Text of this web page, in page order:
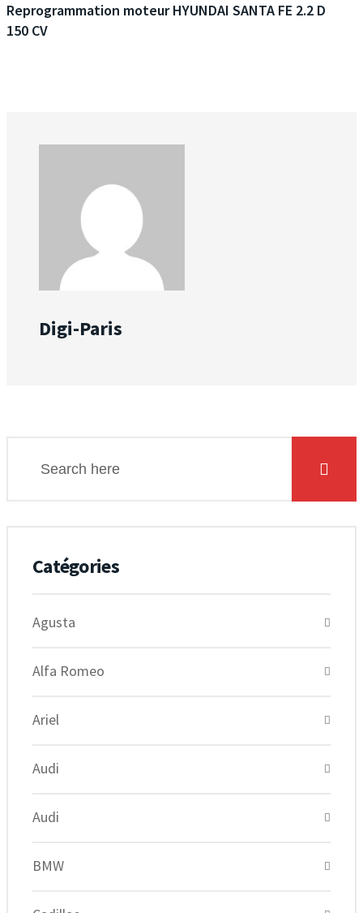
Reprogrammation moteur HYUNDAI SANTA FE 2.2 D
150 CV
Digi-Paris
Catégories
Agusta
Alfa Romeo
Ariel
Audi
Audi
BMW